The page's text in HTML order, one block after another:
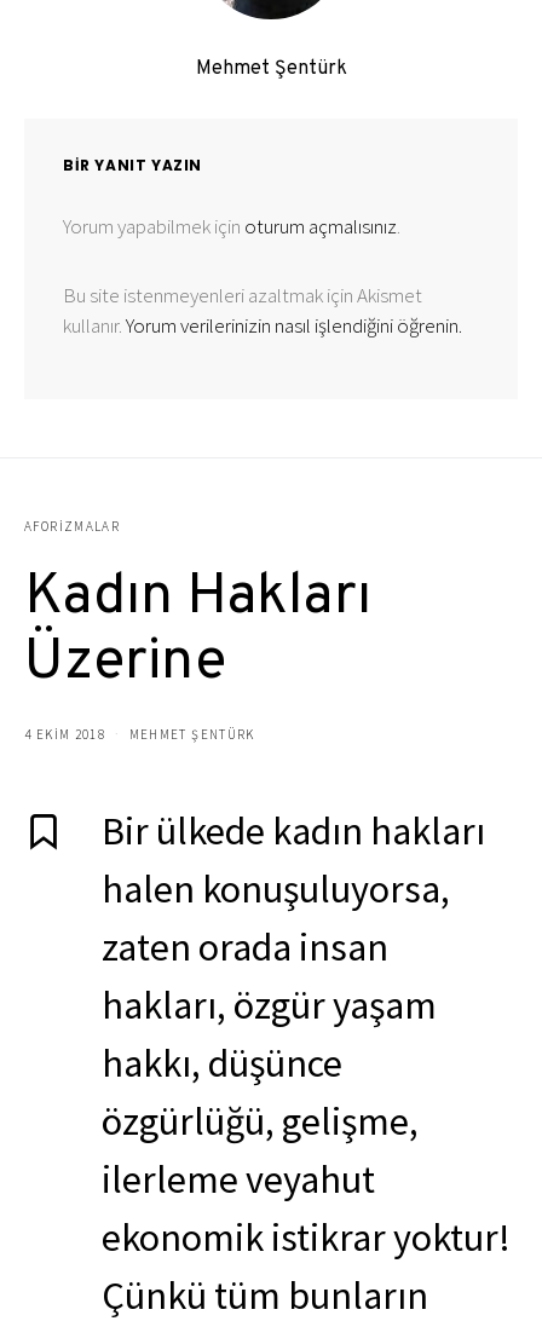
Mehmet Şentürk
BIR YANIT YAZIN
Yorum yapabilmek için oturum açmalısınız.
Bu site istenmeyenleri azaltmak için Akismet
kullanır.Yorum verilerinizin nasıl işlendiğini öğrenin.
AFORIZMALAR
Kadın Hakları
Üzerine
4 EKIM 2018 MEHMET ŞENTÜRK
Bir ülkede kadın hakları
halen konuşuluyorsa,
zaten orada insan
hakları, özgür yaşam
hakkı, düşünce
özgürlüğü, gelişme,
ilerleme veyahut
ekonomik istikrar yoktur!
Çünkü tüm bunların